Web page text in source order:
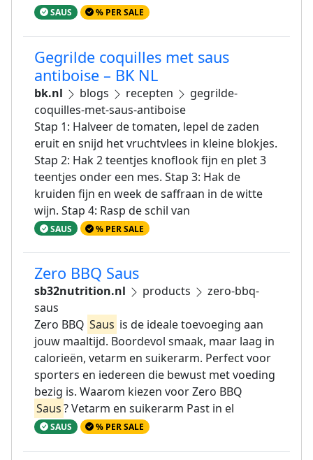
SAUS % PER SALE
Gegrilde coquilles met saus
antiboise – BK NL
bk.nl blogs recepten
gegrilde-
coquilles-met-saus-antiboise
Stap 1: Halveer de tomaten, lepel de zaden
eruit en snijd het vruchtvlees in kleine blokjes.
Stap 2: Hak 2 teentjes knoflook fijn en plet 3
teentjes onder een mes. Stap 3: Hak de
kruiden fijn en week de saffraan in de witte
wijn. Stap 4: Rasp de schil van
SAUS % PER SALE
Zero BBQ Saus
sb32nutrition.nl products
zero-bbq-
saus
Zero BBQ Saus is de ideale toevoeging aan
jouw maaltijd. Boordevol smaak, maar laag in
calorieën, vetarm en suikerarm. Perfect voor
sporters en iedereen die bewust met voeding
bezig is. Waarom kiezen voor Zero BBQ
Saus? Vetarm en suikerarm Past in el
SAUS % PER SALE